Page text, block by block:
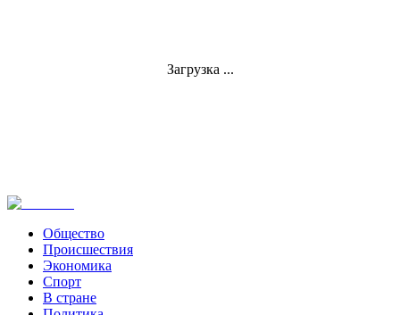
Загрузка ...
Общество
Происшествия
Экономика
Спорт
В стране